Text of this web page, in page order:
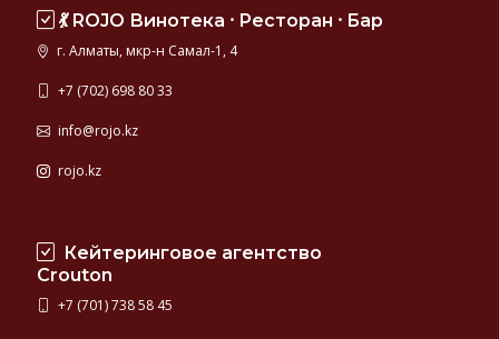
💃 ROJO Винотека ⸱ Ресторан ⸱ Бар
г. Алматы, мкр-н Самал-1, 4
+7 (702) 698 80 33
info@rojo.kz
rojo.kz
Кейтеринговое агентство
Crouton
+7 (701) 738 58 45